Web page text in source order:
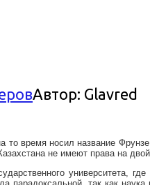
Автор: Glavred
время носил название
не имеют права на
университета,